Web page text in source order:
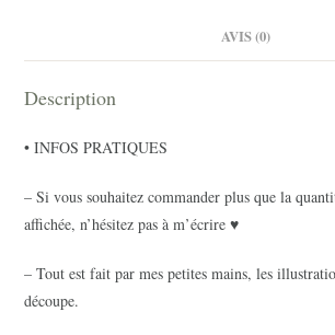
AVIS (0)
Description
• INFOS PRATIQUES
– Si vous souhaitez commander plus que la
affichée, n’hésitez pas à m’écrire ♥
– Tout est fait par mes petites mains, les
découpe.